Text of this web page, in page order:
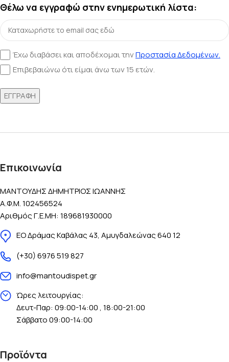
Θέλω να εγγραφώ στην ενημερωτική λίστα:
Έχω διαβάσει και αποδέχομαι τηνΠροστασία Δεδομένων.
Επιβεβαιώνω ότι είμαι άνω των 15 ετών.
Επικοινωνία
ΜΑΝΤΟΥΔΗΣ ΔΗΜΗΤΡΙΟΣ ΙΩΑΝΝΗΣ
Α.Φ.Μ. 102456524
Αριθμός Γ.Ε.ΜΗ: 189681930000
ΕΟ Δράμας Καβάλας 43, Αμυγδαλεώνας 640 12
(+30) 6976 519 827
info@mantoudispet.gr
Ώρες λειτουργίας:
Δευτ-Παρ: 09:00-14:00 , 18:00-21:00
Σάββατο 09:00-14:00
Προϊόντα